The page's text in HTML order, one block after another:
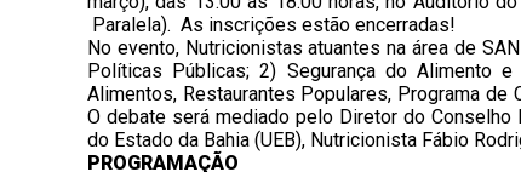
Paralela). As inscrições estão encerradas!
No evento, Nutricionistas atuantes na área de
Políticas Públicas; 2) Segurança do Alimento
Alimentos, Restaurantes Populares, Programa de
O debate será mediado pelo Diretor do
do Estado da Bahia (UEB), Nutricionista Fábio
PROGRAMAÇÃO